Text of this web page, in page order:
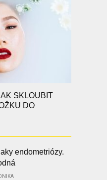
SKLOUBIT
DO
endometriózy.